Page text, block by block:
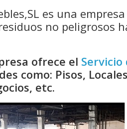
es una
no peligrosos
ofrece el Servicio
como: Pisos,
etc.